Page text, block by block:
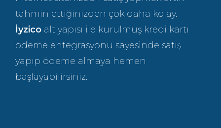
tahmin ettiğinizden çok daha kolay.
İyzico alt yapısı ile kurulmuş kredi kartı
ödeme entegrasyonu sayesinde satış
yapıp ödeme almaya hemen
başlayabilirsiniz.